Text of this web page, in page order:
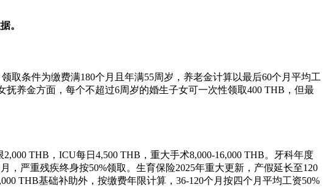
。
取条件为缴费满180个月且年满55周岁，养老金计算以最后60个月平均工
养金方面，每个不超过6周岁的婚生子女可一次性领取400 THB，但最
THB，ICU每日4,500 THB，重大手术8,000-16,000 THB。牙科年度
，严重残疾终身按50%领取。生育保险2025年重大更新，产假延长至120
THB基础补助外，按缴费年限计算，36-120个月按四个月平均工资50%